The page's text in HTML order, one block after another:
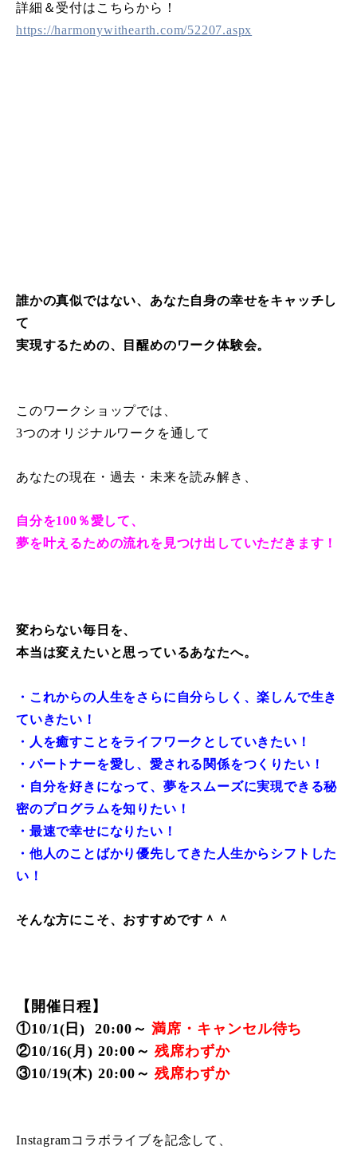
詳細＆受付はこちらから！
https://harmonywithearth.com/52207.aspx
誰かの真似ではない、あなた自身の幸せをキャッチし
て
実現するための、目醒めのワーク体験会。
このワークショップでは、
3つのオリジナルワークを通して
あなたの現在・過去・未来を読み解き、
自分を100％愛して、
夢を叶えるための流れを見つけ出していただきます！
変わらない毎日を、
本当は変えたいと思っているあなたへ。
・これからの人生をさらに自分らしく、楽しんで生き
ていきたい！
・人を癒すことをライフワークとしていきたい！
・パートナーを愛し、愛される関係をつくりたい！
・自分を好きになって、夢をスムーズに実現できる秘
密のプログラムを知りたい！
・最速で幸せになりたい！
・他人のことばかり優先してきた人生からシフトした
い！
そんな方にこそ、おすすめです＾＾
【開催日程】
①10/1(日) 20:00～満席・キャンセル待ち
②10/16(月) 20:00～残席わずか
③10/19(木) 20:00～残席わずか
Instagramコラボライブを記念して、